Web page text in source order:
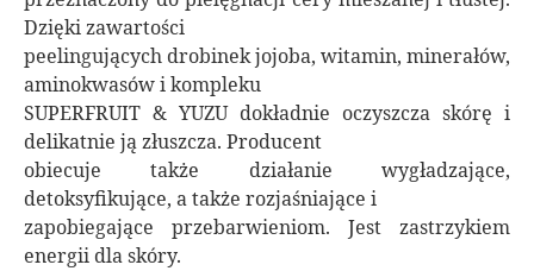
Dzięki zawartości
peelingujących drobinek jojoba, witamin, minerałów,
aminokwasów i kompleku
SUPERFRUIT & YUZU dokładnie oczyszcza skórę i
delikatnie ją złuszcza. Producent
obiecuje także działanie wygładzające,
detoksyfikujące, a także rozjaśniające i
zapobiegające przebarwieniom. Jest zastrzykiem
energii dla skóry.